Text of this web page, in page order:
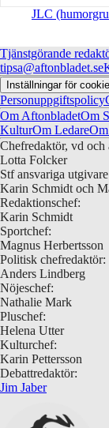
JLC
Tjänstgörande
tipsa@aftonbladet.se
Inställningar för
Personuppgiftspolicy
Om AftonbladetOm
KulturOm Ledare
Chefredaktör, vd och
Lotta Folcker
Stf ansvariga
Karin Schmidt och
Redaktionschef:
Karin Schmidt
Sportchef:
Magnus Herbertsson
Politisk chefredaktör:
Anders Lindberg
Nöjeschef:
Nathalie Mark
Pluschef:
Helena Utter
Kulturchef:
Karin Pettersson
Debattredaktör:
Jim Jaber